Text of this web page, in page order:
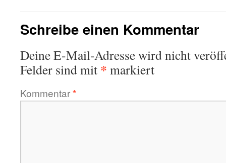
Schreibe einen Kommentar
Deine E-Mail-Adresse wird nicht
Felder sind mit * markiert
Kommentar*